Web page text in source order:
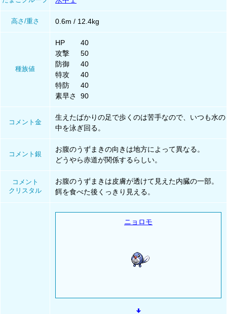
高さ/重さ 0.6m / 12.4kg
種族値
HP
40
攻撃
50
防御
40
特攻
40
特防
40
素早さ
90
コメント金
生えたばかりの足で歩くのは苦手なので、いつも水の
中を泳ぎ回る。
コメント銀
お腹のうずまきの向きは地方によって異なる。
どうやら赤道が関係するらしい。
コメント
クリスタル
お腹のうずまきは皮膚が透けて見えた内臓の一部。
餌を食べた後くっきり見える。
ニョロモ